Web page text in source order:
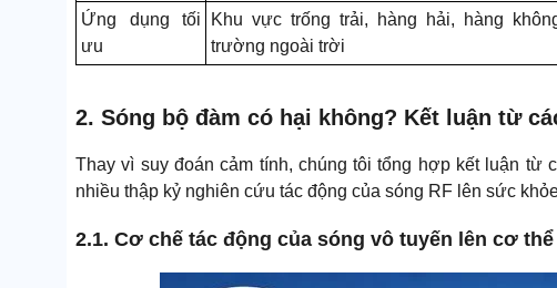
Ứng dụng tối
ưu
Khu vực trống trải, hàng hải, hàng
trường ngoài trời
2. Sóng bộ đàm có hại không? Kết luận từ
Thay vì suy đoán cảm tính, chúng tôi tổng hợp kết luận từ
nhiều thập kỷ nghiên cứu tác động của sóng RF lên sức
2.1. Cơ chế tác động của sóng vô tuyến lên cơ